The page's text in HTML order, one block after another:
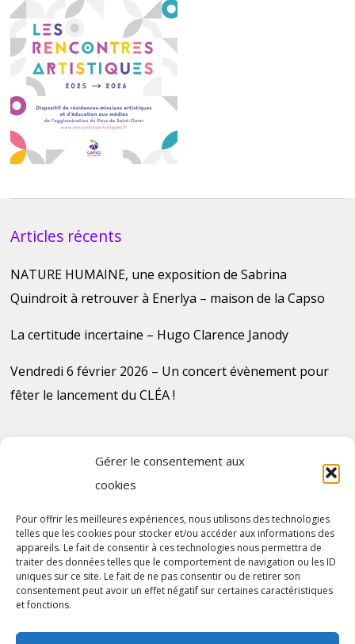
Gérer le consentement aux
cookies
Pour offrir les meilleures expériences, nous utilisons des technologies
telles que les cookies pour stocker et/ou accéder aux informations des
appareils. Le fait de consentir à ces technologies nous permettra de
traiter des données telles que le comportement de navigation ou les ID
uniques sur ce site. Le fait de ne pas consentir ou de retirer son
consentement peut avoir un effet négatif sur certaines caractéristiques
et fonctions.
Articles récents
NATURE HUMAINE, une exposition de Sabrina
Quindroit à retrouver à Enerlya – maison de la Capso
La certitude incertaine – Hugo Clarence Janody
Vendredi 6 février 2026 – Un concert évènement pour
fêter le lancement du CLÉA !
Contact